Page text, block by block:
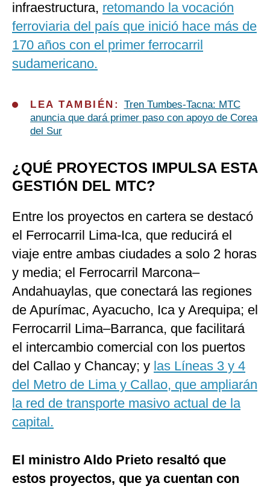
infraestructura, retomando la vocación
ferroviaria del país que inició hace más de
170 años con el primer ferrocarril
sudamericano.
LEA TAMBIÉN: Tren Tumbes-Tacna: MTC
anuncia que dará primer paso con apoyo de Corea
del Sur
¿QUÉ PROYECTOS IMPULSA ESTA
GESTIÓN DEL MTC?
Entre los proyectos en cartera se destacó
el Ferrocarril Lima-Ica, que reducirá el
viaje entre ambas ciudades a solo 2 horas
y media; el Ferrocarril Marcona–
Andahuaylas, que conectará las regiones
de Apurímac, Ayacucho, Ica y Arequipa; el
Ferrocarril Lima–Barranca, que facilitará
el intercambio comercial con los puertos
del Callao y Chancay; y las Líneas 3 y 4
del Metro de Lima y Callao, que ampliarán
la red de transporte masivo actual de la
capital.
El ministro Aldo Prieto resaltó que
estos proyectos, que ya cuentan con